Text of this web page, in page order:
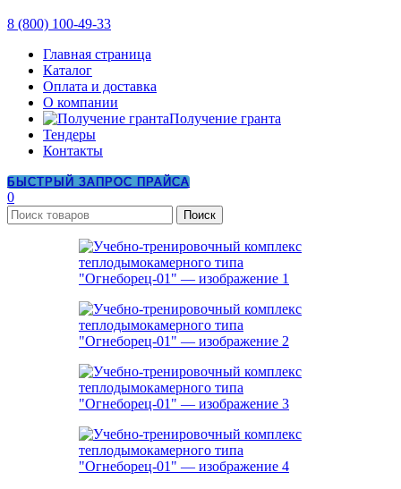
8 (800) 100-49-33
Главная страница
Каталог
Оплата и доставка
О компании
Получение гранта
Тендеры
Контакты
БЫСТРЫЙ ЗАПРОС ПРАЙСА
0
Поиск